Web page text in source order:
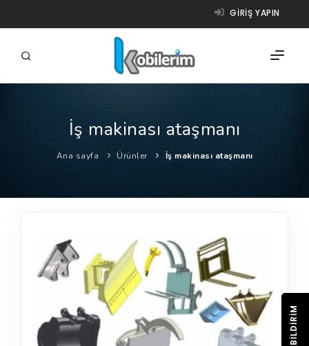
GIRIŞ YAPIN
FIRMALAR
ÜRÜNLER
NASIL ÇALIŞIR?
İş makinası ataşmanı
Ana sayfa Ürünler İş makinası ataşmanı
BILDIRIM